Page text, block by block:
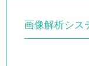
画像解析シス